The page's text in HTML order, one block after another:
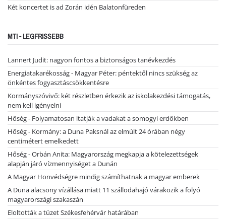
Két koncertet is ad Zorán idén Balatonfüreden
MTI - LEGFRISSEBB
Lannert Judit: nagyon fontos a biztonságos tanévkezdés
Energiatakarékosság - Magyar Péter: péntektől nincs szükség az
önkéntes fogyasztáscsökkentésre
Kormányszóvivő: két részletben érkezik az iskolakezdési támogatás,
nem kell igényelni
Hőség - Folyamatosan itatják a vadakat a somogyi erdőkben
Hőség - Kormány: a Duna Paksnál az elmúlt 24 órában négy
centimétert emelkedett
Hőség - Orbán Anita: Magyarország megkapja a kötelezettségek
alapján járó vízmennyiséget a Dunán
A Magyar Honvédségre mindig számíthatnak a magyar emberek
A Duna alacsony vízállása miatt 11 szállodahajó várakozik a folyó
magyarországi szakaszán
Eloltották a tüzet Székesfehérvár határában